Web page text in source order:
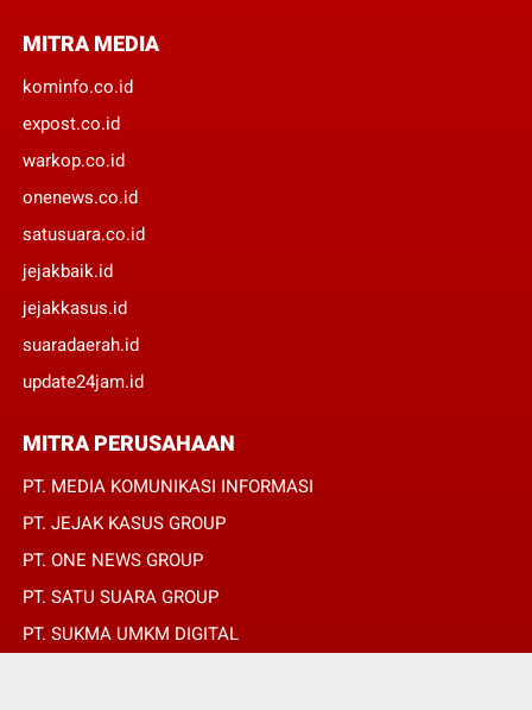
MITRA MEDIA
kominfo.co.id
expost.co.id
warkop.co.id
onenews.co.id
satusuara.co.id
jejakbaik.id
jejakkasus.id
suaradaerah.id
update24jam.id
MITRA PERUSAHAAN
PT. MEDIA KOMUNIKASI INFORMASI
PT. JEJAK KASUS GROUP
PT. ONE NEWS GROUP
PT. SATU SUARA GROUP
PT. SUKMA UMKM DIGITAL